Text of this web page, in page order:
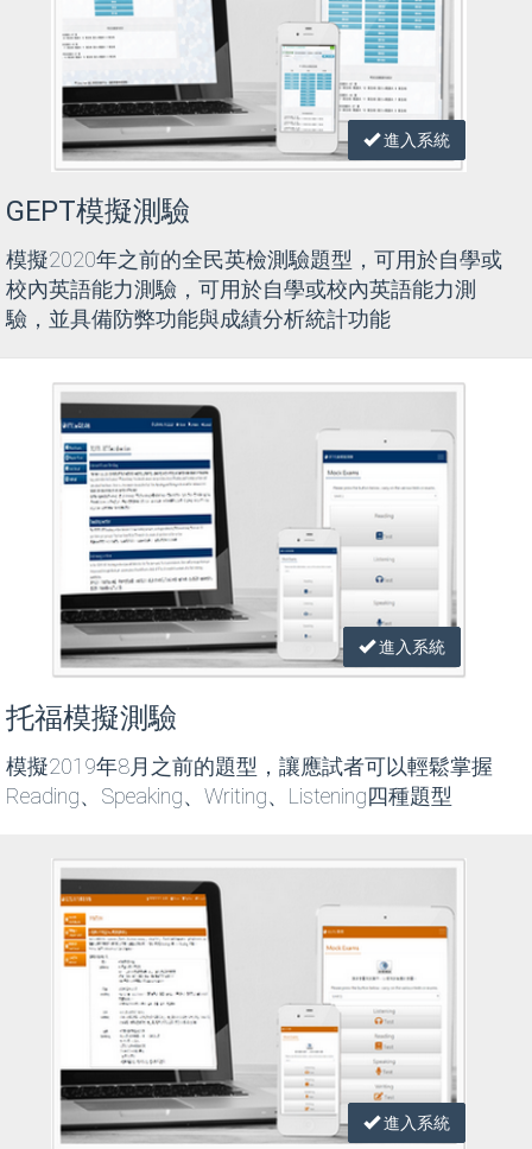
進入系統
GEPT模擬測驗
模擬2020年之前的全民英檢測驗題型，可用於自學或
校內英語能力測驗，可用於自學或校內英語能力測
驗，並具備防弊功能與成績分析統計功能
進入系統
托福模擬測驗
模擬2019年8月之前的題型，讓應試者可以輕鬆掌握
Reading、Speaking、Writing、Listening四種題型
進入系統